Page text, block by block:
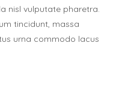
nisl vulputate pharetra.
tincidunt, massa
urna commodo lacus